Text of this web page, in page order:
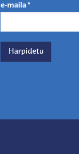
e-maila*